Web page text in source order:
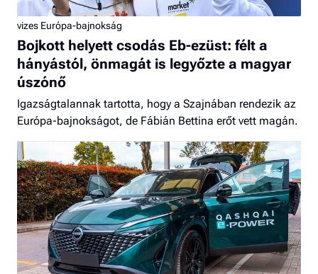
vizes Európa-bajnokság
Bojkott helyett csodás Eb-ezüst: félt a
hányástól, önmagát is legyőzte a magyar
úszónő
Igazságtalannak tartotta, hogy a Szajnában rendezik az
Európa-bajnokságot, de Fábián Bettina erőt vett magán.